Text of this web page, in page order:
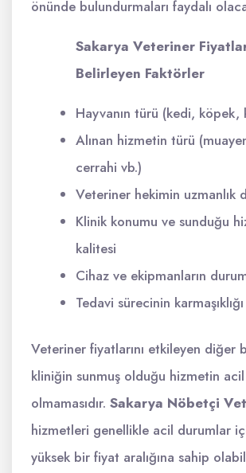
önünde bulundurmaları faydalı
Sakarya Veteriner
Belirleyen Faktörler
Hayvanın türü (kedi, köpek,
Alınan hizmetin türü
cerrahi vb.)
Veteriner hekimin uzmanlık
Klinik konumu ve sunduğu
kalitesi
Cihaz ve ekipmanların
Tedavi sürecinin karmaşıklığı
Veteriner fiyatlarını etkileyen diğer
kliniğin sunmuş olduğu hizmetin
olmamasıdır. Sakarya Nöbetçi
hizmetleri genellikle acil durumlar
yüksek bir fiyat aralığına sahip